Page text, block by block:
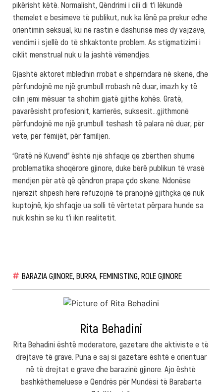
pikërisht këtë. Normalisht, Qëndrimi i cili di t’i lëkundë
themelet e besimeve të publikut, nuk ka lënë pa prekur edhe
orientimin seksual, ku në rastin e dashurisë mes dy vajzave,
vendimi i sjellë do të shkaktonte problem. As stigmatizimi i
ciklit menstrual nuk u la jashtë vëmendjes.
Gjashtë aktoret mbledhin rrobat e shpërndara në skenë, dhe
përfundojnë me një grumbull rrobash në duar, imazh ky të
cilin jemi mësuar ta shohim gjatë gjithë kohës. Gratë,
pavarësisht profesionit, karrierës, suksesit…gjithmonë
përfundojnë me një grumbull teshash të palara në duar, për
vete, për fëmijët, për familjen.
“Gratë në Kuvend” është një shfaqje që zbërthen shumë
problematika shoqërore gjinore, duke bërë publikun të vrasë
mendjen për atë që qëndron prapa çdo skene. Ndonëse
njerëzit shpesh herë refuzojnë të pranojnë gjithçka që nuk
kuptojnë, kjo shfaqje ua solli të vërtetat përpara hunde sa
nuk kishin se ku t’i ikin realitetit.
BARAZIA GJINORE BURRA FEMINISTING ROLE GJINORE
Rita Behadini
Rita Behadini është moderatore, gazetare dhe aktiviste e të
drejtave të grave. Puna e saj si gazetare është e orientuar
në të drejtat e grave dhe barazinë gjinore. Ajo është
bashkëthemeluese e Qendrës për Mundësi të Barabarta